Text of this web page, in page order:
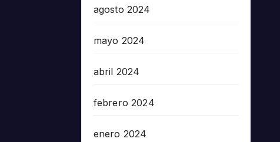
agosto 2024
mayo 2024
abril 2024
febrero 2024
enero 2024